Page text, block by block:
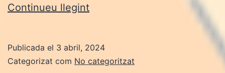
Continueu llegintFASE
Publicada el 3 abril, 2024
Categorizat com No categoritzat